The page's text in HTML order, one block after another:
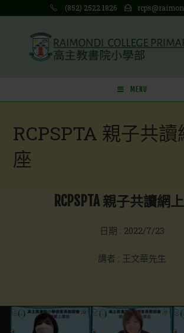
content
(852) 2522 1826
MENU
RCPSPTA 親子共
座
RCPSPTA 親子共讀網
日期 : 2022/7/23
講者 : 王文華先生